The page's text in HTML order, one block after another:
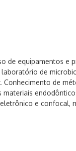
de equipamentos e
de
de
e confocal,